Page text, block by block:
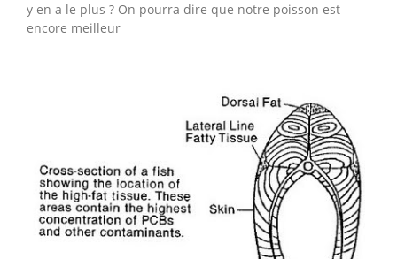
y en a le plus ? On pourra dire que notre poisson est
encore meilleur